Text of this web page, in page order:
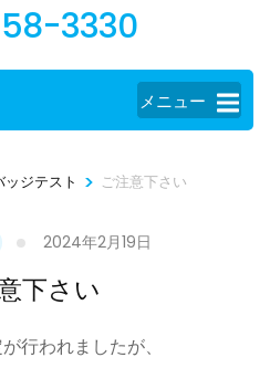
3330
メニュー
ッジテスト > ご注意下さい
2024年2月19日
下さい
行われましたが、